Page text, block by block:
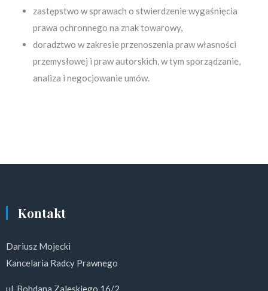
zastępstwo w sprawach o stwierdzenie wygaśnięcia
prawa ochronnego na znak towarowy,
doradztwo w zakresie przenoszenia praw własności
przemysłowej i praw autorskich, w tym sporządzanie,
analiza i negocjowanie umów.
Kontakt
Dariusz Mojecki
Kancelaria Radcy Prawnego
ul. Bohdana Zaleskiego 16/2